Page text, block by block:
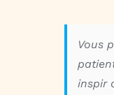
Vous
inspir